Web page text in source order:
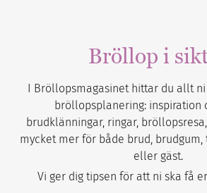
Bröllop i
I Bröllopsmagasinet hittar du allt
bröllopsplanering: inspiration
brudklänningar, ringar,
mycket mer för både brud,
eller gäst.
Vi ger dig tipsen för att ni ska få